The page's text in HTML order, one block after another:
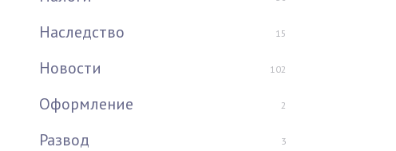
Наследство 15
Новости 102
Оформление 2
Развод 3